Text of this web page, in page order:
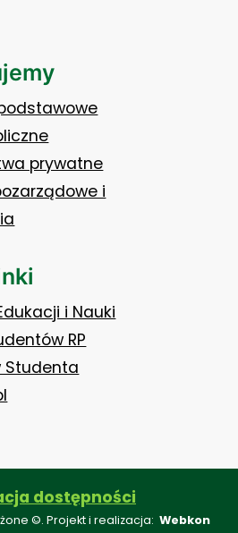
prywatne
i
i Nauki
RP
Studenta
dostępności
©. Projekt i realizacja: Webkon